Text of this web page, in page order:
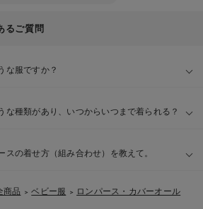
るご質問
な服ですか？
な種類があり、いつからいつまで着られる？
スの着せ方（組み合わせ）を教えて。
商品 ＞ ベビー服 ＞ ロンパース・カバーオール